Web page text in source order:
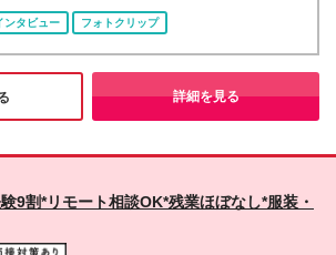
度が整っている会社で成長したい □仕事とプライベ
時間外勤務手当として支給 時間外労働の有無に
合は、別途時間外勤務手当を支給 ＼*･ MYリレー
ンシップアソシエイトの給与体系について･*／ 完
合制ではなく、安定的な支給部分があるので、
をはじめて取得した者が対象 ・FP1級：100,000
ます ※面接は希望勤務地もしくはその周辺で行な
す ※(変更の範囲)上記を除く当社関連勤務地
ンタビュー フォトクリップ
詳細を見る
9割*リモート相談OK*残業ほぼなし*服装・